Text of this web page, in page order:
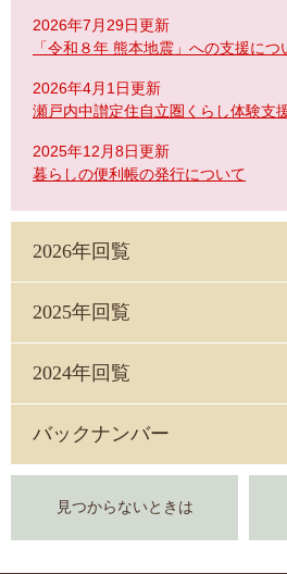
2026年7月29日更新
「令和８年 熊本地震」への支援につ
2026年4月1日更新
瀬戸内中讃定住自立圏くらし体験支
2025年12月8日更新
暮らしの便利帳の発行について
2026年回覧
2025年回覧
2024年回覧
バックナンバー
見つからないときは